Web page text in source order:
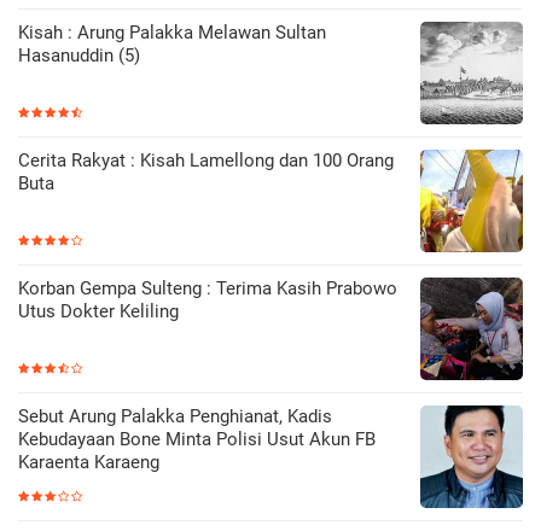
Kisah : Arung Palakka Melawan Sultan
Hasanuddin (5)
Cerita Rakyat : Kisah Lamellong dan 100 Orang
Buta
Korban Gempa Sulteng : Terima Kasih Prabowo
Utus Dokter Keliling
Sebut Arung Palakka Penghianat, Kadis
Kebudayaan Bone Minta Polisi Usut Akun FB
Karaenta Karaeng